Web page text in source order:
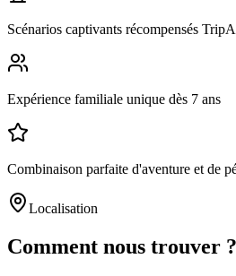
Scénarios captivants récompensés
Expérience familiale unique dès 7 ans
Combinaison parfaite d'aventure et de
Localisation
Comment nous trouver ?